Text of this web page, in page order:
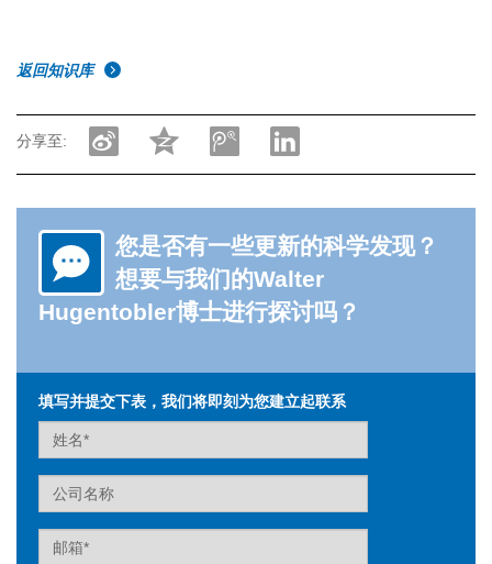
返回知识库
分享至:
您是否有一些更新的科学发现？
想要与我们的Walter
Hugentobler博士进行探讨吗？
填写并提交下表，我们将即刻为您建立起联系
Name
Company
Email